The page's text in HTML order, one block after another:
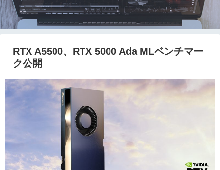
RTX A5500、RTX 5000 Ada MLベンチマー
ク公開